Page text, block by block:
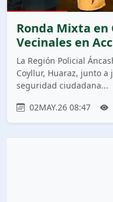
Ronda Mixta en
Vecinales en
La Región Policial
Coyllur, Huaraz, junto
seguridad ciudadana...
02MAY.26 08:47